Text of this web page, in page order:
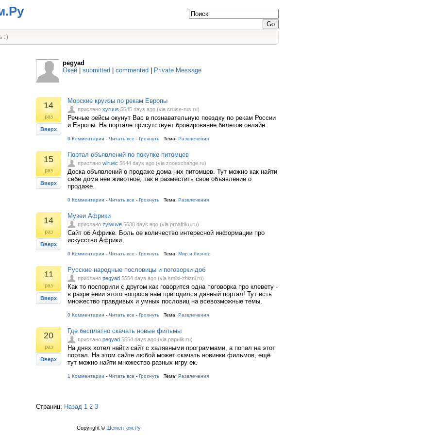
:)
pegyad
Окей
submitted commented Private Message
14
раз
Вверх
Морские круизы по рекам Европы
прислано xyruus 5645 days ago (via cruise-rus.ru)
Речные рейсы окунут Вас в познавательную поездку по рекам России
и Европы. На портале присутствует бронирование билетов онлайн.
0 Комментарии - Читать все - Грохнуть Тема: Развлечения
15
раз
Вверх
Портал объявлений по покупке питомцев
прислано wiruec 5644 days ago (via zooexchange.ru)
Доска объявлений о продаже дома них питомцев. Тут можно как найти
себе дома нее животное, так и разместить свое объявление о
продаже.
0 Комментарии - Читать все - Грохнуть Тема: Развлечения
14
раз
Вверх
Музеи Африки
прислано zylwuve 5638 days ago (via proafriku.ru)
Сайт об Африке. Боль ое количество интересной информации про
искусство Африки.
0 Комментарии - Читать все - Грохнуть Тема: Мир и бизнес
11
раз
Вверх
Русские народные пословицы и поговорки доб
прислано pegyad 5554 days ago (via smisl-zhizni.ru)
Как то поспорили с другом как говорится одна поговорка про клевету -
в разре ении этого вопроса нам пригодился данный портал! Тут есть
множество правдивых и умных пословиц на всевозможные темы.
0 Комментарии - Читать все - Грохнуть Тема: Развлечения
20
раз
Вверх
Где бесплатно скачать новые фильмы
прислано pegyad 5554 days ago (via papulik.ru)
На днях хотел найти сайт с халявными программами, а попал на этот
портал. На этом сайте любой может скачать новинки фильмов, ещё
тут можно найти множество разных игру ек.
1 Комментарии - Читать все - Грохнуть Тема: Развлечения
Страниц: Назад 1 2 3
Copyright © Шементом.Ру